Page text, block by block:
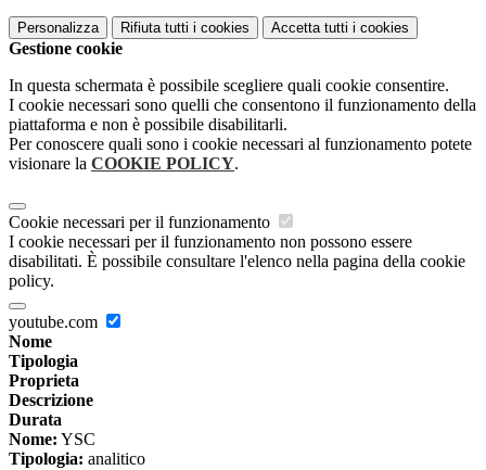
Personalizza Rifiuta tutti i cookies Accetta tutti i cookies
Gestione cookie
In questa schermata è possibile scegliere quali cookie consentire.
I cookie necessari sono quelli che consentono il funzionamento della
piattaforma e non è possibile disabilitarli.
Per conoscere quali sono i cookie necessari al funzionamento potete
visionare la COOKIE POLICY.
Cookie necessari per il funzionamento
I cookie necessari per il funzionamento non possono essere
disabilitati. È possibile consultare l'elenco nella pagina della cookie
policy.
youtube.com
Nome
Tipologia
Proprieta
Descrizione
Durata
Nome: YSC
Tipologia: analitico